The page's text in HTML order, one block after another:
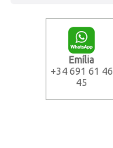
Emília
+34 691 61 46
45